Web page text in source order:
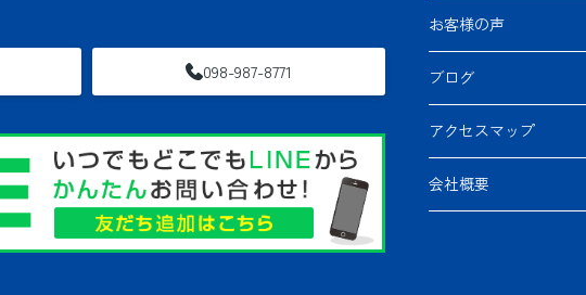
098-987-8771
お客様の声
ブログ
アクセスマップ
会社概要